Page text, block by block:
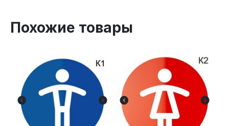
Похожие товары